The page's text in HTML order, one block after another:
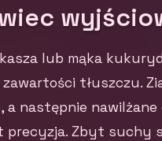
lub mąka
tłuszczu.
następnie nawilżane
precyzja. Zbyt suchy